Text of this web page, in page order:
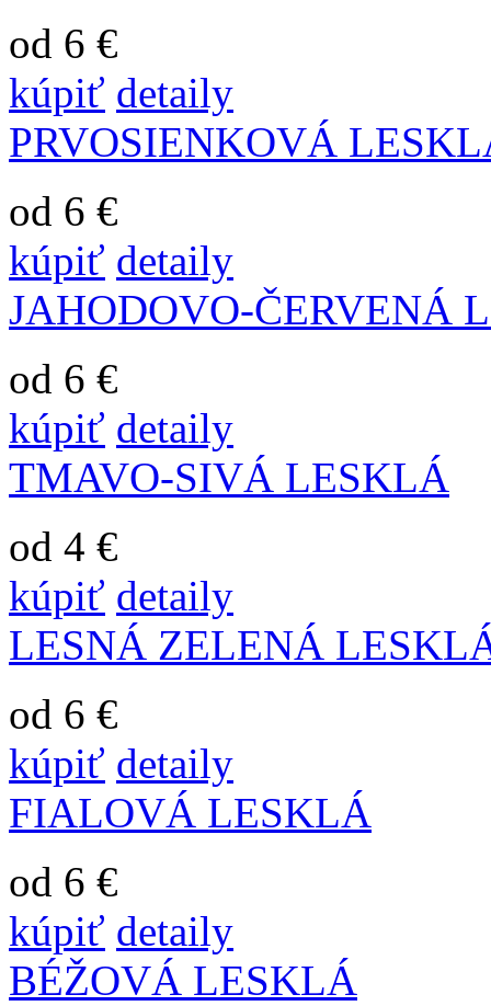
od 6 €
kúpiť detaily
PRVOSIENKOVÁ
od 6 €
kúpiť detaily
JAHODOVO-ČERVENÁ
od 6 €
kúpiť detaily
TMAVO-SIVÁ LESKLÁ
od 4 €
kúpiť detaily
LESNÁ ZELENÁ
od 6 €
kúpiť detaily
FIALOVÁ LESKLÁ
od 6 €
kúpiť detaily
BÉŽOVÁ LESKLÁ